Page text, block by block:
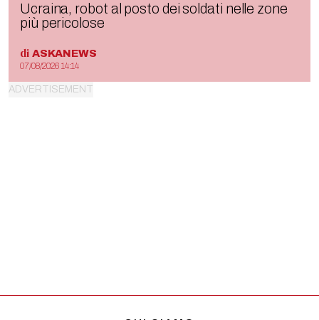
Ucraina, robot al posto dei soldati nelle zone
più pericolose
di ASKANEWS
07/08/2026 14:14